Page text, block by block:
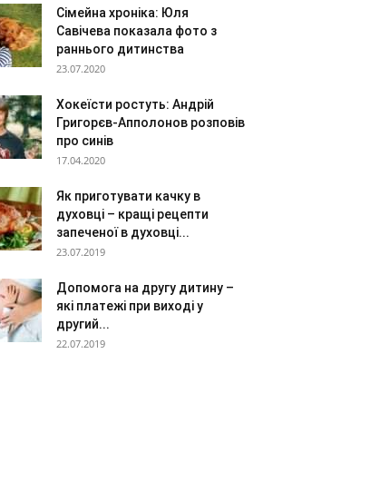
Сімейна хроніка: Юля
Савічева показала фото з
раннього дитинства
23.07.2020
Хокеїсти ростуть: Андрій
Григорєв-Апполонов розповів
про синів
17.04.2020
Як приготувати качку в
духовці – кращі рецепти
запеченої в духовці...
23.07.2019
Допомога на другу дитину –
які платежі при виході у
другий...
22.07.2019